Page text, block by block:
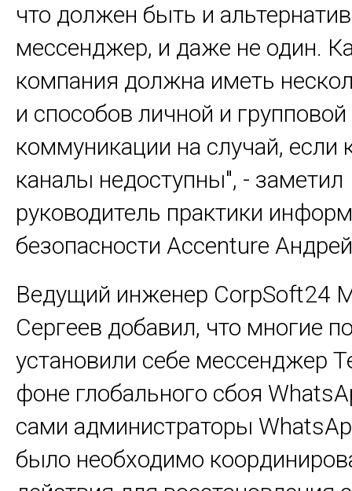
что должен быть и
мессенджер, и даже не один.
компания должна иметь
и способов личной и групповой
коммуникации на случай, если
каналы недоступны", - заметил
руководитель практики
безопасности Accenture
Ведущий инженер CorpSoft24
Сергеев добавил, что многие
установили себе мессенджер
фоне глобального сбоя
сами администраторы
было необходимо